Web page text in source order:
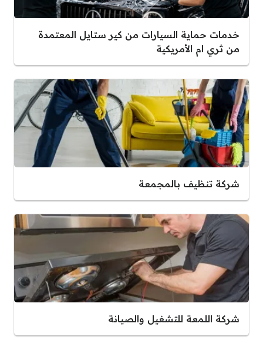
خدمات حماية السيارات من كير ستايل المعتمدة
من ثري ام الأمريكية
شركة تنظيف بالمجمعة
شركة اللمعة للتشغيل والصيانة